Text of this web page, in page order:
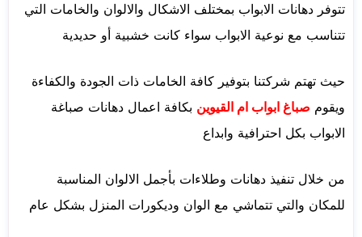
تتوفر دهانات الابواب بمختلف الاشكال والالوان والخامات التي
تتناسب مع نوعية الابواب سواء كانت خشبية أو حديدية
حيث تهتم شركتنا بتوفير كافة الخامات ذات الجودة والكفاءة
ويقوم صباغ ابواب ام القيوين بكافة اعمال دهانات صباغة
الابواب بكل احترافية وابداع
من خلال تنفيذ دهانات وطلاءات بأجمل الالوان المناسبة
للمكان والتي تتماشي مع الوان وديكورات المنزل بشكل عام